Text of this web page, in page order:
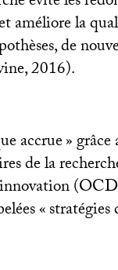
améliore la
de
2016).
accrue»
de la
(
«stratégies